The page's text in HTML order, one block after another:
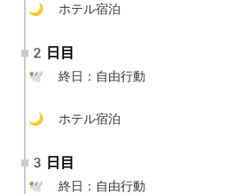
🌙 ホテル宿泊
2日目
🕊 終日：自由行動
🌙 ホテル宿泊
3日目
🕊 終日：自由行動